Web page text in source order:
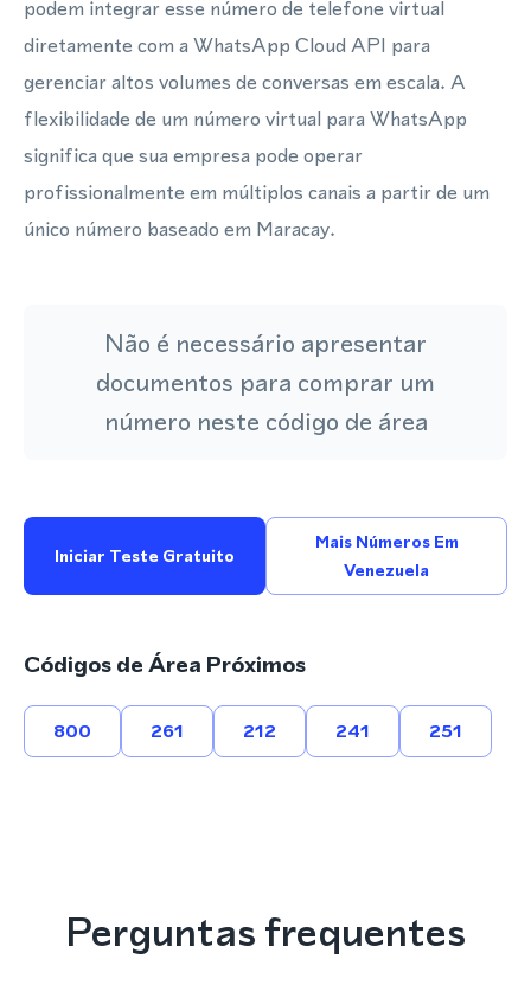
podem integrar esse número de telefone virtual
diretamente com a WhatsApp Cloud API para
gerenciar altos volumes de conversas em escala. A
flexibilidade de um número virtual para WhatsApp
significa que sua empresa pode operar
profissionalmente em múltiplos canais a partir de um
único número baseado em Maracay.
Não é necessário apresentar
documentos para comprar um
número neste código de área
Iniciar Teste Gratuito
Mais Números Em
Venezuela
Códigos de Área Próximos
800 261 212 241 251
Perguntas frequentes